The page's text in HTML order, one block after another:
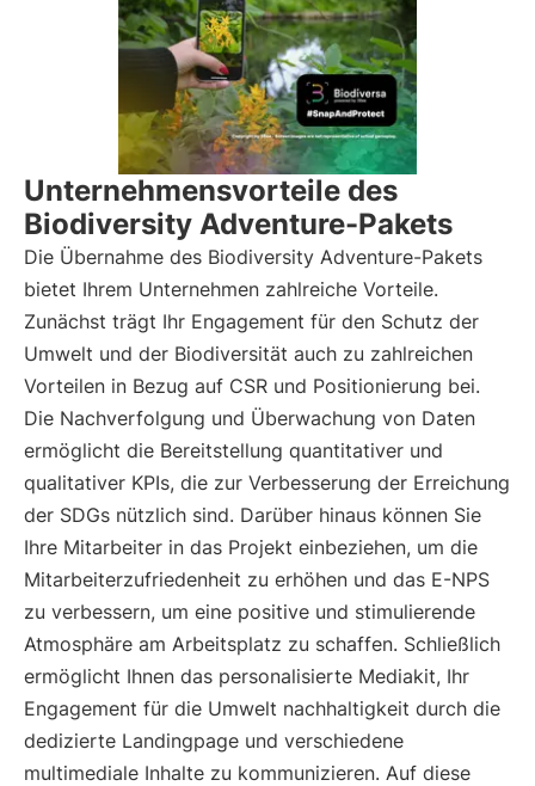
Unternehmensvorteile des
Biodiversity Adventure-Pakets
Die Übernahme des Biodiversity Adventure-Pakets
bietet Ihrem Unternehmen zahlreiche Vorteile.
Zunächst trägt Ihr Engagement für den Schutz der
Umwelt und der Biodiversität auch zu zahlreichen
Vorteilen in Bezug auf CSR und Positionierung bei.
Die Nachverfolgung und Überwachung von Daten
ermöglicht die Bereitstellung quantitativer und
qualitativer KPIs, die zur Verbesserung der Erreichung
der SDGs nützlich sind. Darüber hinaus können Sie
Ihre Mitarbeiter in das Projekt einbeziehen, um die
Mitarbeiterzufriedenheit zu erhöhen und das E-NPS
zu verbessern, um eine positive und stimulierende
Atmosphäre am Arbeitsplatz zu schaffen. Schließlich
ermöglicht Ihnen das personalisierte Mediakit, Ihr
Engagement für die Umwelt nachhaltigkeit durch die
dedizierte Landingpage und verschiedene
multimediale Inhalte zu kommunizieren. Auf diese